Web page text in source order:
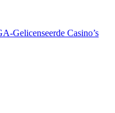
Gelicenseerde Casino’s